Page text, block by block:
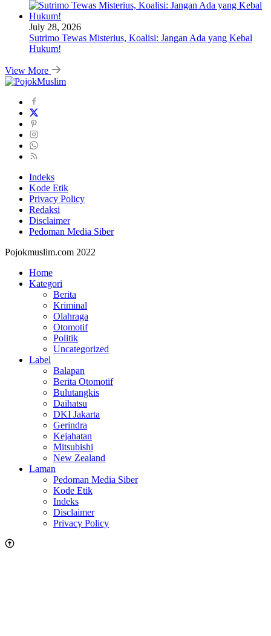
July 28, 2026
Sutrimo Tewas Misterius, Koalisi: Jangan Ada yang Kebal
Hukum!
View More
Indeks
Kode Etik
Privacy Policy
Redaksi
Disclaimer
Pedoman Media Siber
Pojokmuslim.com 2022
Home
Kategori
Berita
Kriminal
Olahraga
Otomotif
Politik
Uncategorized
Label
Balapan
Berita Otomotif
Bulutangkis
Daihatsu
DKI Jakarta
Gerindra
Kejahatan
Mitsubishi
New Zealand
Laman
Pedoman Media Siber
Kode Etik
Indeks
Disclaimer
Privacy Policy